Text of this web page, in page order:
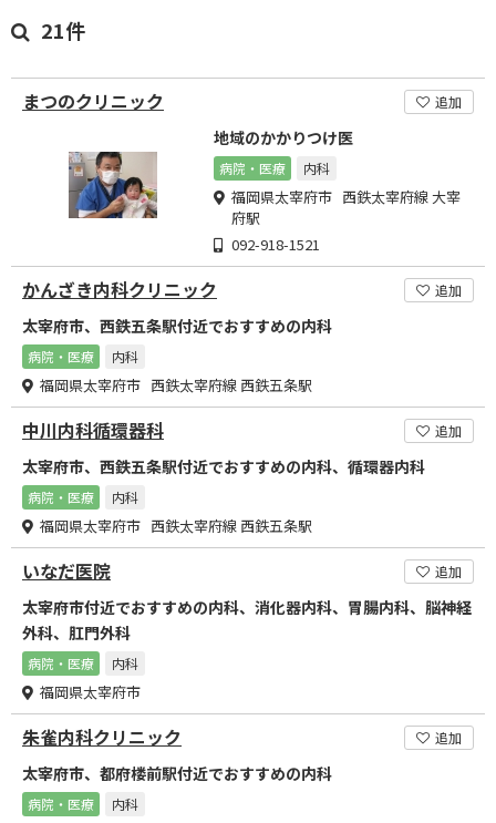
21件
まつのクリニック 追加
地域のかかりつけ医
病院・医療 内科
福岡県太宰府市 西鉄太宰府線 大宰
府駅
092-918-1521
かんざき内科クリニック 追加
太宰府市、西鉄五条駅付近でおすすめの内科
病院・医療 内科
福岡県太宰府市 西鉄太宰府線 西鉄五条駅
中川内科循環器科 追加
太宰府市、西鉄五条駅付近でおすすめの内科、循環器内科
病院・医療 内科
福岡県太宰府市 西鉄太宰府線 西鉄五条駅
いなだ医院 追加
太宰府市付近でおすすめの内科、消化器内科、胃腸内科、脳神経
外科、肛門外科
病院・医療 内科
福岡県太宰府市
朱雀内科クリニック 追加
太宰府市、都府楼前駅付近でおすすめの内科
病院・医療 内科